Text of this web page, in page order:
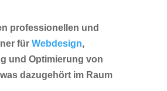
professionellen und
für Webdesign,
und Optimierung von
dazugehört im Raum